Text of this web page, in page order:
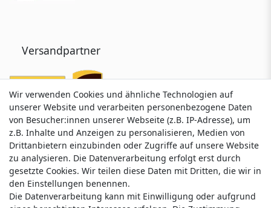
Versandpartner
Service & Kontakt
Wir verwenden Cookies und ähnliche Technologien auf
unserer Website und verarbeiten personenbezogene Daten
von Besucher:innen unserer Webseite (z.B. IP-Adresse), um
z.B. Inhalte und Anzeigen zu personalisieren, Medien von
Drittanbietern einzubinden oder Zugriffe auf unsere Website
zu analysieren. Die Datenverarbeitung erfolgt erst durch
gesetzte Cookies. Wir teilen diese Daten mit Dritten, die wir in
den Einstellungen benennen.
Die Datenverarbeitung kann mit Einwilligung oder aufgrund
Wir verwenden Cookies und ähnliche Technologien auf
unserer Website und verarbeiten personenbezogene Daten
von Besucher:innen unserer Webseite (z.B. IP-Adresse), um
z.B. Inhalte und Anzeigen zu personalisieren, Medien von
Drittanbietern einzubinden oder Zugriffe auf unsere Website
zu analysieren. Die Datenverarbeitung erfolgt erst durch
gesetzte Cookies. Wir teilen diese Daten mit Dritten, die wir in
den Einstellungen benennen.
Die Datenverarbeitung kann mit Einwilligung oder aufgrund